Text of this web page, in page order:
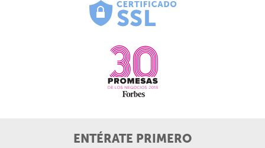
ENTÉRATE PRIMERO